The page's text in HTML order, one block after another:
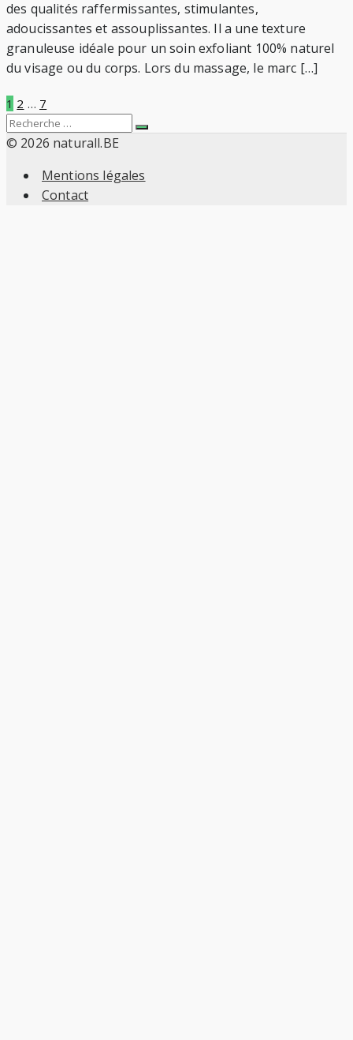
des qualités raffermissantes, stimulantes,
adoucissantes et assouplissantes. Il a une texture
granuleuse idéale pour un soin exfoliant 100% naturel
du visage ou du corps. Lors du massage, le marc […]
Pagination
des
publications
1 2 … 7
Search
for:
Recherche
© 2026 naturall.BE
Mentions légales
Contact